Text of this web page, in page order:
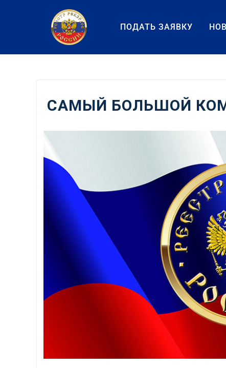
содержанию
ПОДАТЬ ЗАЯВКУ
САМЫЙ БОЛЬШОЙ